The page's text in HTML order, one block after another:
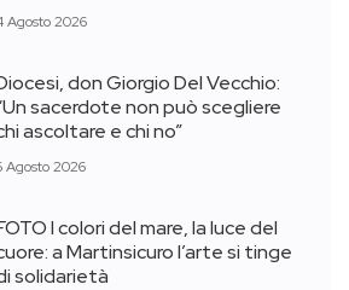
Agosto 2026
don Giorgio Del Vecchio:
sacerdote non può scegliere
ascoltare e chi no”
Agosto 2026
I colori del mare, la luce del
a Martinsicuro l’arte si tinge
solidarietà